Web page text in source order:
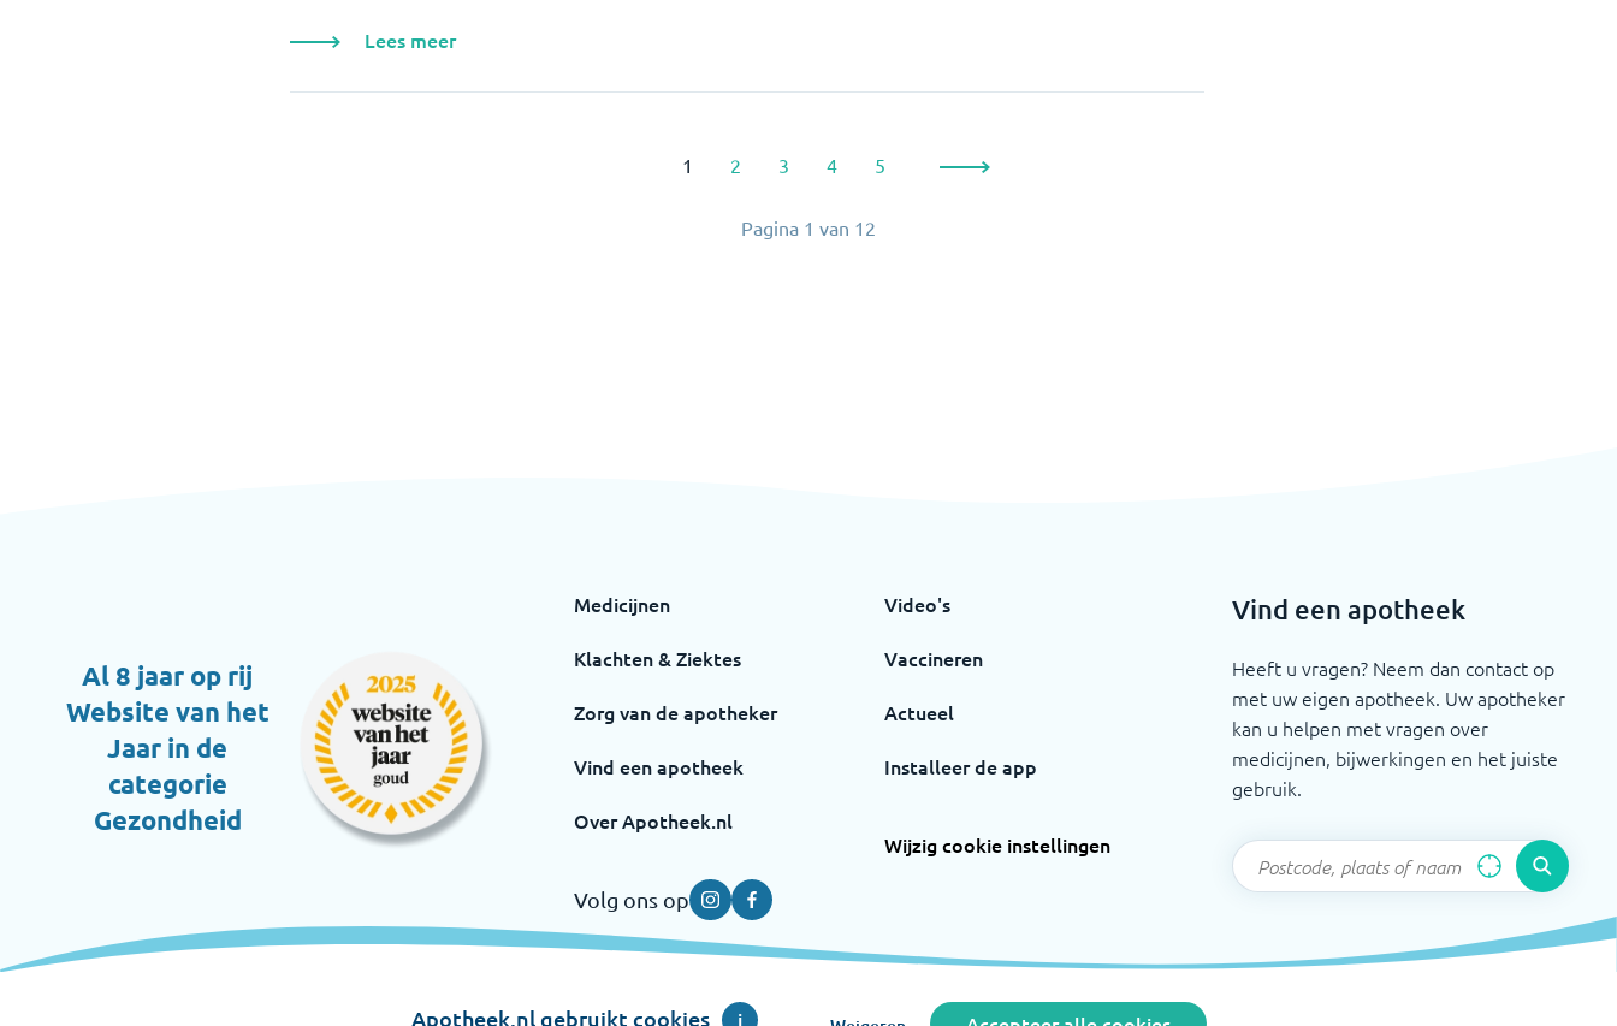
Lees meer
1 2 3 4 5
Pagina 1 van 12
Al 8 jaar op rij
Website van het
Jaar in de
categorie
Gezondheid
Medicijnen
Klachten & Ziektes
Zorg van de apotheker
Vind een apotheek
Over Apotheek.nl
Video's
Vaccineren
Actueel
Installeer de app
Wijzig cookie instellingen
Volg ons op InstagramFacebook
Vind een apotheek
Heeft u vragen? Neem dan contact op
met uw eigen apotheek. Uw apotheker
kan u helpen met vragen over
medicijnen, bijwerkingen en het juiste
gebruik.
Apotheek.nl gebruikt cookies i